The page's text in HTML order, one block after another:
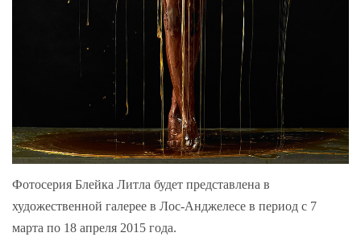
Фотосерия Блейка Литла будет представлена в
художественной галерее в Лос-Анджелесе в период с 7
марта по 18 апреля 2015 года.